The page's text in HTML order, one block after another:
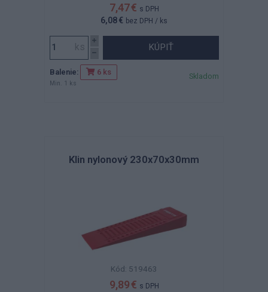
7,47 € s DPH
6,08 € bez DPH / ks
KÚPIŤ
Balenie: 6 ks
Min. 1 ks
Skladom
Klin nylonový 230x70x30mm
Kód: 519463
9,89 € s DPH